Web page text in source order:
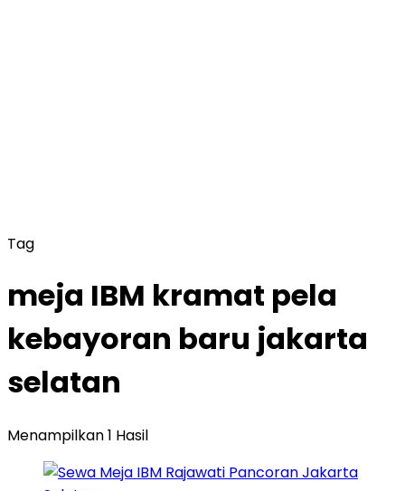
Tag
meja IBM kramat pela
kebayoran baru jakarta
selatan
Menampilkan 1 Hasil